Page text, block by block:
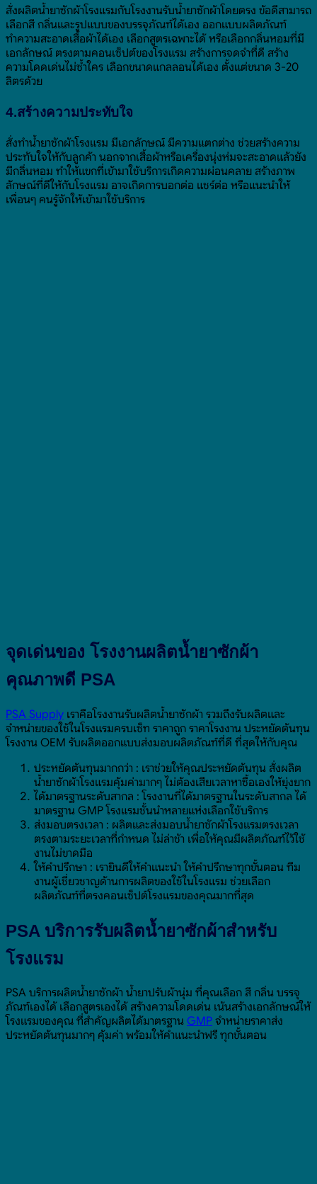
สั่งผลิตน้ำยาซักผ้าโรงแรมกับโรงงานรับน้ำยาซักผ้าโดยตรง ข้อดีสามารถ
เลือกสี กลิ่นและรูปแบบของบรรจุภัณฑ์ได้เอง ออกแบบผลิตภัณฑ์
ทำความสะอาดเสื้อผ้าได้เอง เลือกสูตรเฉพาะได้ หรือเลือกกลิ่นหอมที่มี
เอกลักษณ์ ตรงตามคอนเซ็ปต์ของโรงแรม สร้างการจดจำที่ดี สร้าง
ความโดดเด่นไม่ซ้ำใคร เลือกขนาดแกลลอนได้เอง ตั้งแต่ขนาด 3-20
ลิตรด้วย
4.สร้างความประทับใจ
สั่งทำน้ำยาซักผ้าโรงแรม มีเอกลักษณ์ มีความแตกต่าง ช่วยสร้างความ
ประทับใจให้กับลูกค้า นอกจากเสื้อผ้าหรือเครื่องนุ่งห่มจะสะอาดแล้วยัง
มีกลิ่นหอม ทำให้แขกที่เข้ามาใช้บริการเกิดความผ่อนคลาย สร้างภาพ
ลักษณ์ที่ดีให้กับโรงแรม อาจเกิดการบอกต่อ แชร์ต่อ หรือแนะนำให้
เพื่อนๆ คนรู้จักให้เข้ามาใช้บริการ
จุดเด่นของ โรงงานผลิตน้ำยาซักผ้า
คุณภาพดี PSA
PSA Supply เราคือโรงงานรับผลิตน้ำยาซักผ้า รวมถึงรับผลิตและ
จำหน่ายของใช้ในโรงแรมครบเซ็ท ราคาถูก ราคาโรงงาน ประหยัดต้นทุน
โรงงาน OEM รับผลิตออกแบบส่งมอบผลิตภัณฑ์ที่ดี ที่สุดให้กับคุณ
ประหยัดต้นทุนมากกว่า : เราช่วยให้คุณประหยัดต้นทุน สั่งผลิต
น้ำยาซักผ้าโรงแรมคุ้มค่ามากๆ ไม่ต้องเสียเวลาหาซื้อเองให้ยุ่งยาก
ได้มาตรฐานระดับสากล : โรงงานที่ได้มาตรฐานในระดับสากล ได้
มาตรฐาน GMP โรงแรมชั้นนำหลายแห่งเลือกใช้บริการ
ส่งมอบตรงเวลา : ผลิตและส่งมอบน้ำยาซักผ้าโรงแรมตรงเวลา
ตรงตามระยะเวลาที่กำหนด ไม่ล่าช้า เพื่อให้คุณมีผลิตภัณฑ์ไว้ใช้
งานไม่ขาดมือ
ให้คำปรึกษา : เรายินดีให้คำแนะนำ ให้คำปรึกษาทุกขั้นตอน ทีม
งานผู้เชี่ยวชาญด้านการผลิตของใช้ในโรงแรม ช่วยเลือก
ผลิตภัณฑ์ที่ตรงคอนเซ็ปต์โรงแรมของคุณมากที่สุด
PSA บริการรับผลิตน้ำยาซักผ้าสำหรับ
โรงแรม
PSA บริการผลิตน้ำยาซักผ้า น้ำยาปรับผ้านุ่ม ที่คุณเลือก สี กลิ่น บรรจุ
ภัณฑ์เองได้ เลือกสูตรเองได้ สร้างความโดดเด่น เน้นสร้างเอกลักษณ์ให้
โรงแรมของคุณ ที่สำคัญผลิตได้มาตรฐาน GMP จำหน่ายราคาส่ง
ประหยัดต้นทุนมากๆ คุ้มค่า พร้อมให้คำแนะนำฟรี ทุกขั้นตอน